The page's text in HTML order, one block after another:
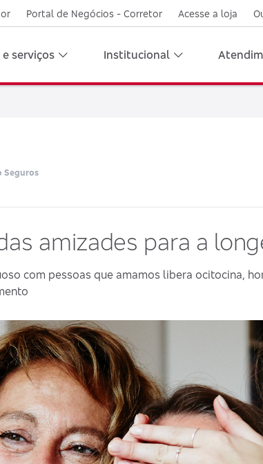
Portal de Negócios - Corretor Acesse a loja
serviços Institucional
Seguros
amizades para a
com pessoas que amamos libera ocitocina,